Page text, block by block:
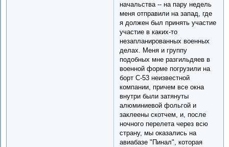
начальства -- на пару недель
меня отправили на запад, где
я должен был принять участие
участие в каких-то
незапланированных военных
делах. Меня и группу
подобных мне разгильдяев в
военной форме погрузили на
борт С-53 неизвестной
компании, причем все окна
внутри были затянуты
алюминиевой фольгой и
заклеены скотчем, и, после
ночного перелета через всю
страну, мы оказались на
авиабазе "Пинал", которая